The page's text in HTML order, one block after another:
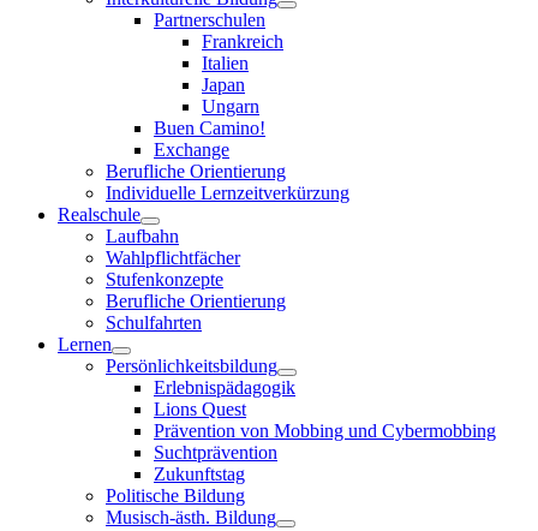
Partnerschulen
Frankreich
Italien
Japan
Ungarn
Buen Camino!
Exchange
Berufliche Orientierung
Individuelle Lernzeitverkürzung
Realschule
Laufbahn
Wahlpflichtfächer
Stufenkonzepte
Berufliche Orientierung
Schulfahrten
Lernen
Persönlichkeitsbildung
Erlebnispädagogik
Lions Quest
Prävention von Mobbing und Cybermobbing
Suchtprävention
Zukunftstag
Politische Bildung
Musisch-ästh. Bildung